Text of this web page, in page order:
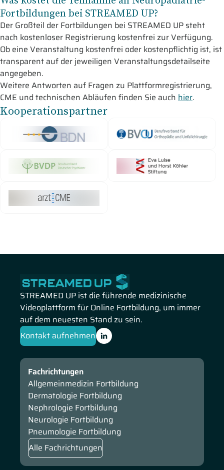
Fortbildungen bei STREAMED UP?
Der Großteil der Fortbildungen bei STREAMED UP steht
nach kostenloser Registrierung kostenfrei zur Verfügung.
Ob eine Veranstaltung kostenfrei oder kostenpflichtig ist, ist
transparent auf der jeweiligen Veranstaltungsdetailseite
angegeben.
Weitere Antworten auf Fragen zu Plattformregistrierung,
CME und technischen Abläufen finden Sie auch hier.
Kooperationspartner
STREAMED UP ist die führende medizinische
Videoplattform für Online Fortbildung, um immer
auf dem neuesten Stand zu sein.
Kontakt aufnehmen
Fachrichtungen
Allgemeinmedizin Fortbildung
Dermatologie Fortbildung
Nephrologie Fortbildung
Neurologie Fortbildung
Pneumologie Fortbildung
Alle Fachrichtungen